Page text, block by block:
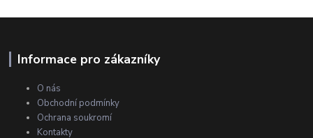
Informace pro zákazníky
O nás
Obchodní podmínky
Ochrana soukromí
Kontakty